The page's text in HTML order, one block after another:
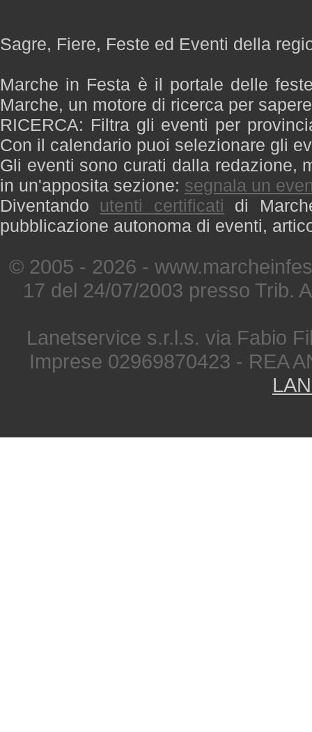
Sagre, Fiere, Feste ed Eventi della
Marche in Festa è il portale delle
Marche, un motore di ricerca per
RICERCA: Filtra gli eventi per
Con il calendario puoi selezionare gli
Gli eventi sono curati dalla redazione,
in un'apposita sezione: segnala un
Diventando utenti certificati di
pubblicazione autonoma di eventi,
© 2005 - 2026 -
17 del 24/07/2003 presso Trib.
Lanetservice s.r.l.s. via Fabio
Imprese 02969870423 - REA